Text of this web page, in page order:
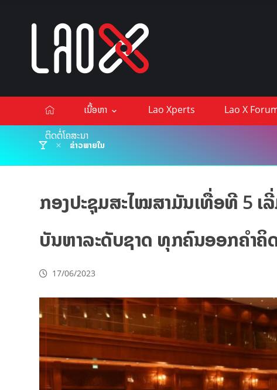
ເນື້ອຫາ Lao Xperts Lao X
ຕິດຕໍ່ໂຄສະນາ
ຂ່າວພາຍໃນ
ກອງປະຊຸມສະໄໝສາມັນເທື່ອທີ 5 ເ
ບັນຫາລະດັບຊາດ ທຸກຄົນອອກຄຳຄິ
17/06/2023